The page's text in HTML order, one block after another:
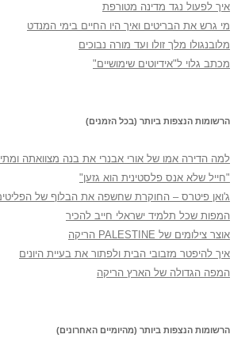
איך לפעול נגד מדינה מטורפת
מי גרש את הבריטים ואיך היו החיים בימי המנדט
מלובנגולו מלך זולו ועד מורה נבוכים
מכתב גלוי ל"אידיוטים שימושיים"
הרשומות הנצפות ביותר (בכל הזמנים)
למה הדירה אמו של אורי אבנרי את בנה מצוואתה
"חייל שלא אנס פלסטינית הוא גזען"
ג'ואן פיטרס – החוקרת שחשפה את הבלוף של
המפות שכל תלמיד ישראלי חייב להכיר
אוצר צילומים של PALESTINE הריקה
איך להיפטר מזבובי הבית ולפתור את בעיית היונים
המפה הגדולה של הארץ הריקה
הרשומות הנצפות ביותר (מהיומיים האחרונים)